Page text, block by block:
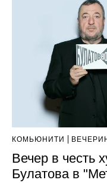
КОМЬЮНИТИ
Вечер в честь
Булатова в